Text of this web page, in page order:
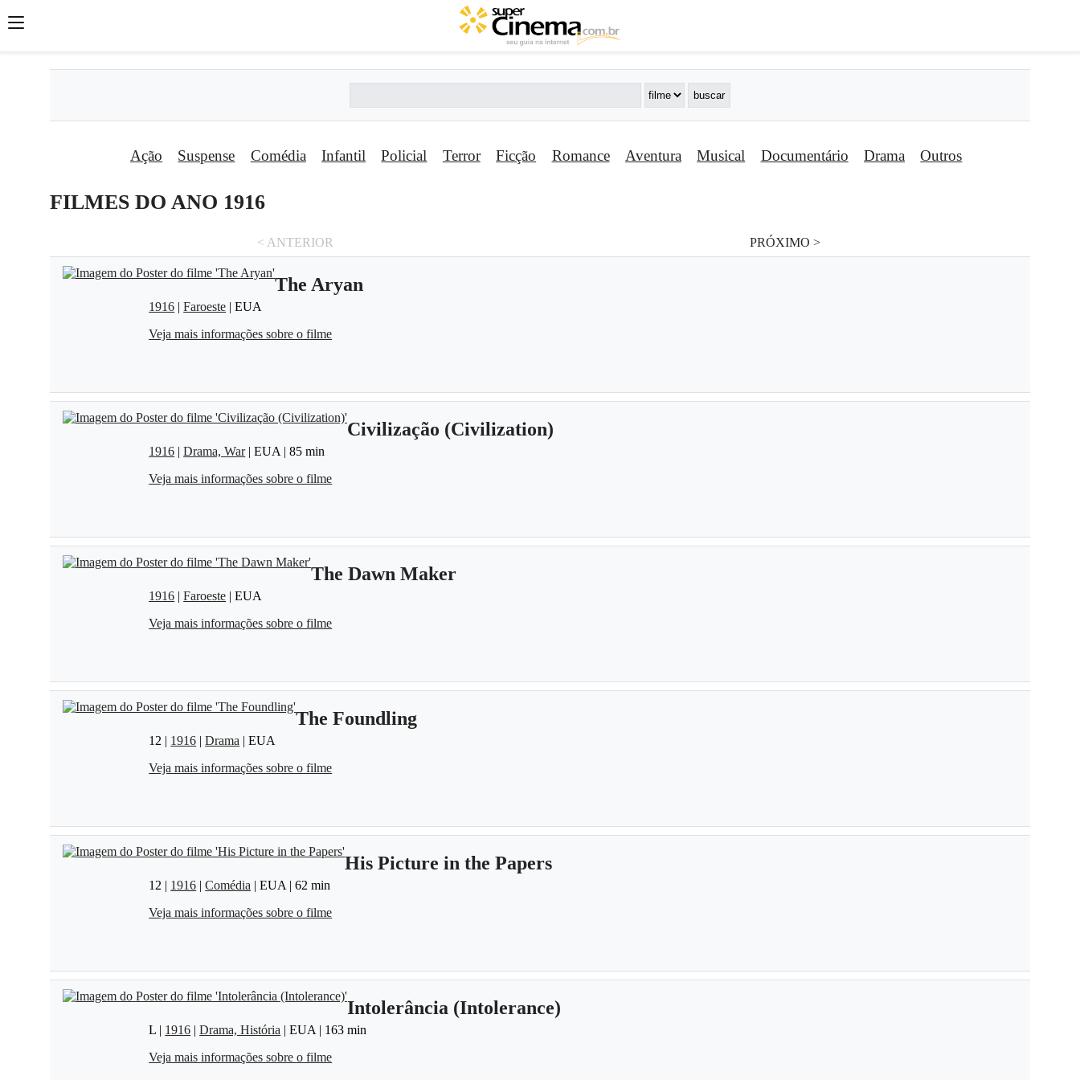
Ação Suspense Comédia Infantil Policial Terror Ficção Romance Aventura Musical Documentário Drama Outros
FILMES DO ANO 1916
< ANTERIOR PRÓXIMO >
The Aryan
1916 |Faroeste | EUA
Veja mais informações sobre o filme
Civilização (Civilization)
1916 |Drama, War| EUA | 85 min
Veja mais informações sobre o filme
The Dawn Maker
1916 |Faroeste | EUA
Veja mais informações sobre o filme
The Foundling
12 | 1916 |Drama | EUA
Veja mais informações sobre o filme
His Picture in the Papers
12 | 1916 |Comédia | EUA | 62 min
Veja mais informações sobre o filme
Intolerância (Intolerance)
L | 1916 |Drama, História | EUA | 163 min
Veja mais informações sobre o filme